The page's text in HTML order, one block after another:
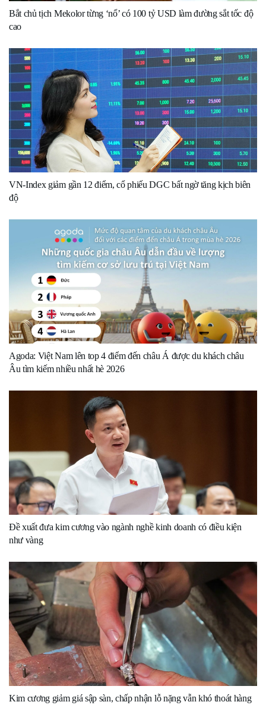
Bắt chủ tịch Mekolor từng ‘nổ’ có 100 tỷ USD làm đường sắt tốc độ
cao
VN-Index giảm gần 12 điểm, cổ phiếu DGC bất ngờ tăng kịch biên
độ
Agoda: Việt Nam lên top 4 điểm đến châu Á được du khách châu
Âu tìm kiếm nhiều nhất hè 2026
Đề xuất đưa kim cương vào ngành nghề kinh doanh có điều kiện
như vàng
Kim cương giảm giá sập sàn, chấp nhận lỗ nặng vẫn khó thoát hàng